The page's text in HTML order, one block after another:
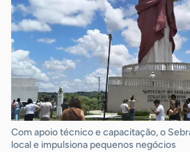
Com apoio técnico e capacitação, o
local e impulsiona pequenos negócios